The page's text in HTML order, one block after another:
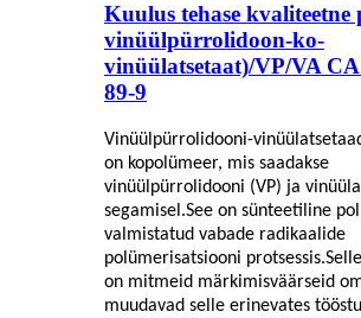
Kuulus tehase kvaliteetne
vinüülpürrolidoon-ko-
vinüülatsetaat)/VP/VA
89-9
Vinüülpürrolidooni-
on kopolümeer, mis saadakse
vinüülpürrolidooni (VP) ja
segamisel.See on sünteetiline
valmistatud vabade radikaalide
polümerisatsiooni
on mitmeid märkimisväärseid
muudavad selle erinevates